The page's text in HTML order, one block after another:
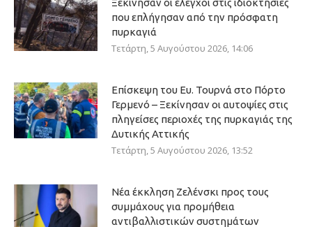
Ξεκίνησαν οι έλεγχοι στις ιδιοκτησίες
που επλήγησαν από την πρόσφατη
πυρκαγιά
Τετάρτη, 5 Αυγούστου 2026, 14:06
Επίσκεψη του Ευ. Τουρνά στο Πόρτο
Γερμενό – Ξεκίνησαν οι αυτοψίες στις
πληγείσες περιοχές της πυρκαγιάς της
Δυτικής Αττικής
Τετάρτη, 5 Αυγούστου 2026, 13:52
Νέα έκκληση Ζελένσκι προς τους
συμμάχους για προμήθεια
αντιβαλλιστικών συστημάτων